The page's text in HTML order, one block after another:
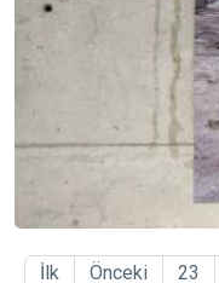
İlk Önceki 23